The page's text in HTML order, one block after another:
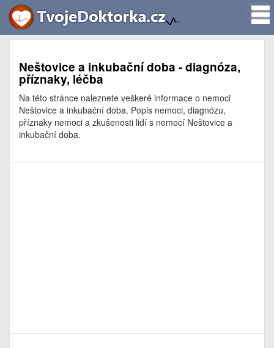
Neštovice a inkubační doba - diagnóza,
příznaky, léčba
Na této stránce naleznete veškeré informace o nemoci
Neštovice a inkubační doba. Popis nemoci, diagnózu,
příznaky nemoci a zkušenosti lidí s nemocí Neštovice a
inkubační doba.